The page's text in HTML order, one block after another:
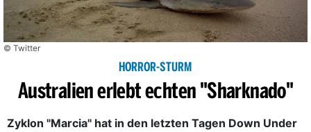
© Twitter
HORROR-STURM
Australien erlebt echten "Sharknado"
Zyklon "Marcia" hat in den letzten Tagen Down Under